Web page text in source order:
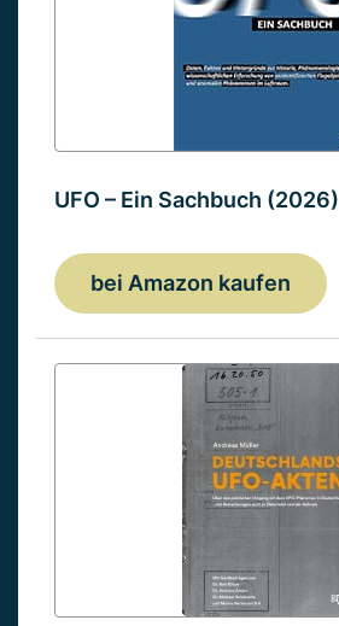
UFO – Ein Sachbuch (2026)
bei Amazon kaufen